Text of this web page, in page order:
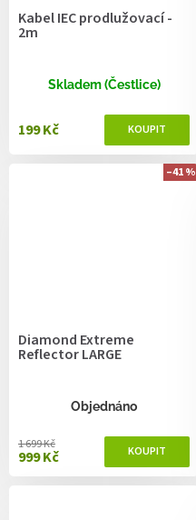
Kabel IEC prodlužovací -
2m
Skladem (Čestlice)
199 Kč
–41 %
Diamond Extreme
Reflector LARGE
Objednáno
999 Kč
1 699 Kč